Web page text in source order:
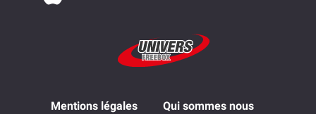
Mentions légales Qui sommes nous